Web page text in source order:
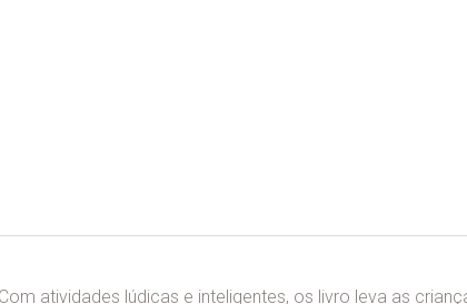
atividades lúdicas e inteligentes, os livro leva as